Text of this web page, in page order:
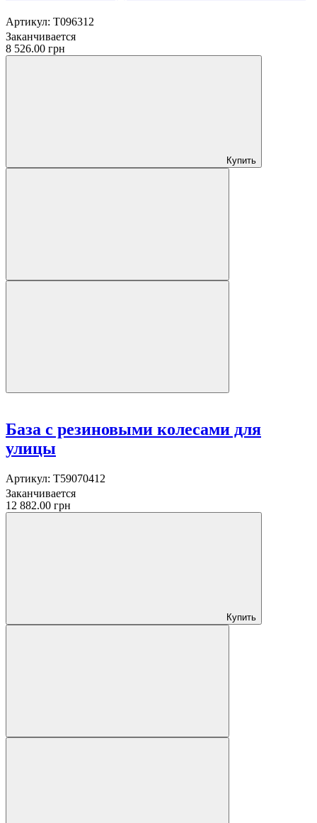
Артикул: T096312
Заканчивается
8 526.00 грн
Купить
База с резиновыми колесами для
улицы
Артикул: T59070412
Заканчивается
12 882.00 грн
Купить